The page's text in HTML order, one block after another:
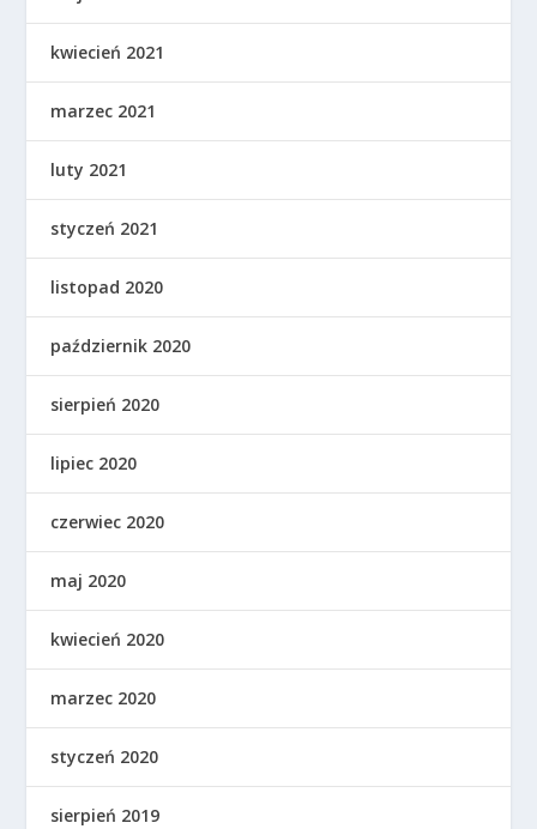
kwiecień 2021
marzec 2021
luty 2021
styczeń 2021
listopad 2020
październik 2020
sierpień 2020
lipiec 2020
czerwiec 2020
maj 2020
kwiecień 2020
marzec 2020
styczeń 2020
sierpień 2019